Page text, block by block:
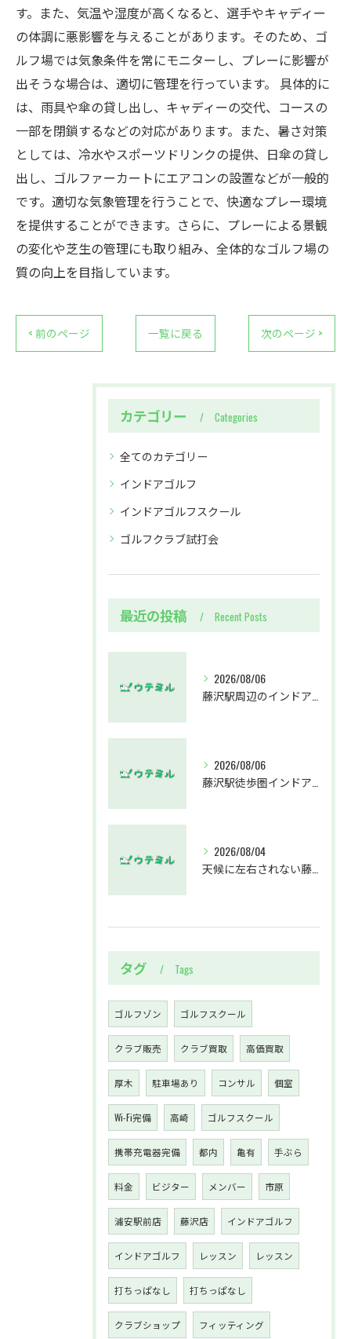
す。また、気温や湿度が高くなると、選手やキャディー
の体調に悪影響を与えることがあります。そのため、ゴ
ルフ場では気象条件を常にモニターし、プレーに影響が
出そうな場合は、適切に管理を行っています。 具体的に
は、雨具や傘の貸し出し、キャディーの交代、コースの
一部を閉鎖するなどの対応があります。また、暑さ対策
としては、冷水やスポーツドリンクの提供、日傘の貸し
出し、ゴルファーカートにエアコンの設置などが一般的
です。適切な気象管理を行うことで、快適なプレー環境
を提供することができます。さらに、プレーによる景観
の変化や芝生の管理にも取り組み、全体的なゴルフ場の
質の向上を目指しています。
< 前のページ 一覧に戻る 次のページ >
カテゴリー Categories
全てのカテゴリー
インドアゴルフ
インドアゴルフスクール
ゴルフクラブ試打会
最近の投稿 Recent Posts
2026/08/06
2026/08/06
2026/08/04
タグ Tags
ゴルフゾン ゴルフスクール
クラブ販売 クラブ買取 高価買取
厚木 駐車場あり コンサル 個室
Wi-Fi完備 高崎 ゴルフスクール
携帯充電器完備 都内 亀有 手ぶら
料金 ビジター メンバー 市原
浦安駅前店 藤沢店 インドアゴルフ
インドアゴルフ レッスン レッスン
打ちっぱなし 打ちっぱなし
クラブショップ フィッティング